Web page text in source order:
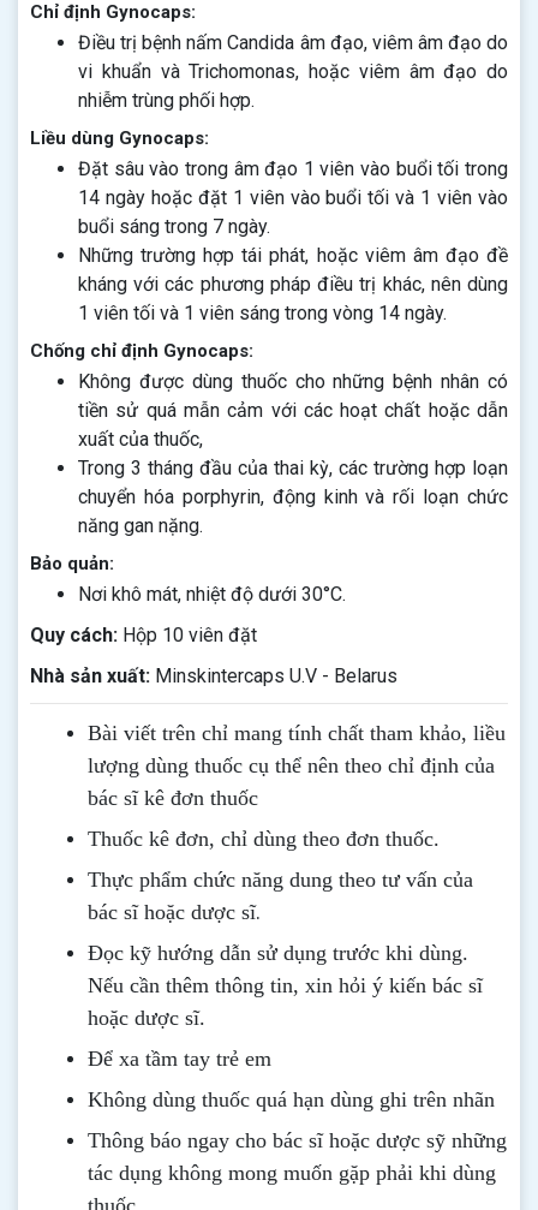
Chỉ định Gynocaps:
Điều trị bệnh nấm Candida âm đạo, viêm âm đạo do
vi khuẩn và Trichomonas, hoặc viêm âm đạo do
nhiễm trùng phối hợp.
Liều dùng Gynocaps:
Đặt sâu vào trong âm đạo 1 viên vào buổi tối trong
14 ngày hoặc đặt 1 viên vào buổi tối và 1 viên vào
buổi sáng trong 7 ngày.
Những trường hợp tái phát, hoặc viêm âm đạo đề
kháng với các phương pháp điều trị khác, nên dùng
1 viên tối và 1 viên sáng trong vòng 14 ngày.
Chống chỉ định Gynocaps:
Không được dùng thuốc cho những bệnh nhân có
tiền sử quá mẫn cảm với các hoạt chất hoặc dẫn
xuất của thuốc,
Trong 3 tháng đầu của thai kỳ, các trường hợp loạn
chuyển hóa porphyrin, động kinh và rối loạn chức
năng gan nặng.
Bảo quản:
Nơi khô mát, nhiệt độ dưới 30°C.
Quy cách: Hộp 10 viên đặt
Nhà sản xuất: Minskintercaps U.V - Belarus
Bài viết trên chỉ mang tính chất tham khảo, liều
lượng dùng thuốc cụ thể nên theo chỉ định của
bác sĩ kê đơn thuốc
Thuốc kê đơn, chỉ dùng theo đơn thuốc.
Thực phẩm chức năng dung theo tư vấn của
bác sĩ hoặc dược sĩ.
Đọc kỹ hướng dẫn sử dụng trước khi dùng.
Nếu cần thêm thông tin, xin hỏi ý kiến bác sĩ
hoặc dược sĩ.
Để xa tầm tay trẻ em
Không dùng thuốc quá hạn dùng ghi trên nhãn
Thông báo ngay cho bác sĩ hoặc dược sỹ những
tác dụng không mong muốn gặp phải khi dùng
thuốc